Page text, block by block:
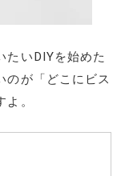
たいDIYを始めた
のが「どこにビス
。